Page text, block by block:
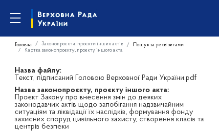
Головна Законопроєкти, проєкти інших актів
Пошук за реквізитами
Картка законопроєкту, проєкту іншого акта
Назва файлу:
Текст, підписаний Головою Верховної Ради України.pdf
Назва законопроєкту, проєкту іншого акта:
Проєкт Закону про внесення змін до деяких
законодавчих актів щодо запобігання надзвичайним
ситуаціям та ліквідації їх наслідків, формування фонду
захисних споруд цивільного захисту, створення класів та
центрів безпеки